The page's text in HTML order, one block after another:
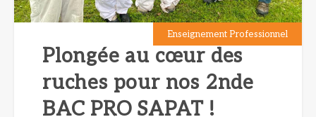
Enseignement Professionnel
Plongée au cœur des
ruches pour nos 2nde
BAC PRO SAPAT !